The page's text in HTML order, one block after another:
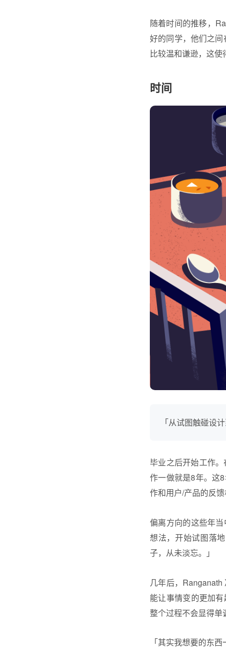
随着时间的推移，
好的同学，他们之
比较温和谦逊，这
时间
「从试图触碰设
毕业之后开始工作
作一做就是8年。这
作和用户/产品的反
偏离方向的这些年
想法，开始试图落
子，从未淡忘。」
几年后，
能让事情变的更加
整个过程不会显得单
「其实我想要的东